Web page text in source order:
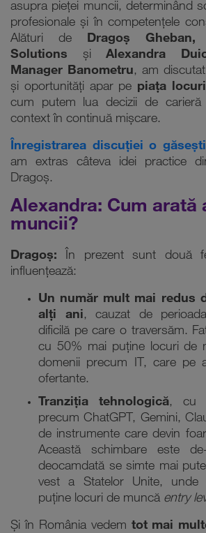
asupra pieței muncii, determinând
profesionale și în competențele
Alături de Dragoș
Solutions și Alexandra
Manager Banometru, am
și oportunități apar pe piața
cum putem lua decizii de carieră
context în continuă mișcare.
Înregistrarea discuției o
am extras câteva idei practice
Dragoș.
Alexandra: Cum arată
muncii?
Dragoș: În prezent sunt două
influențează:
Un număr mult mai redus
alți ani, cauzat de
dificilă pe care o traversăm.
cu 50% mai puține locuri de
domenii precum IT, care pe
ofertante.
Tranziția tehnologică, cu
precum ChatGPT, Gemini,
de instrumente care devin
Această schimbare este
deocamdată se simte mai
vest a Statelor Unite, unde
puține locuri de muncă entry
Și în România vedem tot mai